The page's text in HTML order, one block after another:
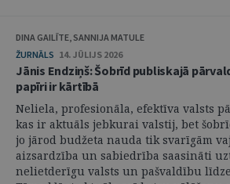
DINA GAILĪTE, SANNIJA MATULE
ŽURNĀLS 14. JŪLIJS 2026
Jānis Endziņš: Šobrīd publiskajā
papīri ir kārtībā
Neliela, profesionāla, efektīva valsts
kas ir aktuāls jebkurai valstij, bet
jo jārod budžeta nauda tik svarīgām
aizsardzība un sabiedrība saasināti
nelietderīgu valsts un pašvaldību